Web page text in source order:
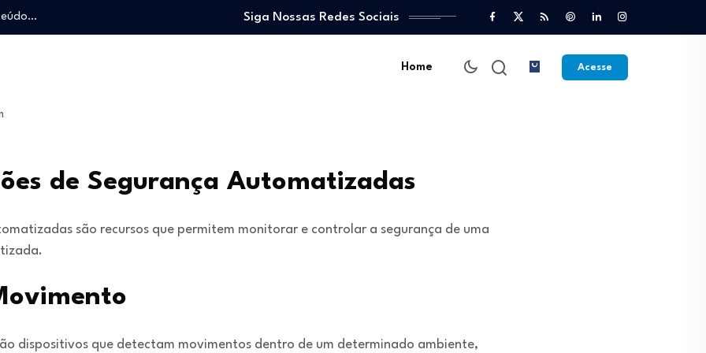
trabalhando…
e viver…
Siga Nossas Redes Sociais
Home Acesse
de Segurança Automatizadas
são recursos que permitem monitorar e controlar a segurança de uma
dispositivos que detectam movimentos dentro de um determinado ambiente,